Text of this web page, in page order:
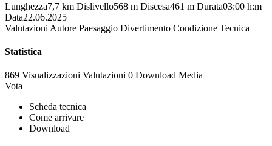
Lunghezza7,7 km Dislivello568 m Discesa461 m Durata03:00 h:m
Data22.06.2025
Valutazioni Autore Paesaggio Divertimento Condizione Tecnica
Statistica
869 Visualizzazioni Valutazioni 0 Download Media
Vota
Scheda tecnica
Come arrivare
Download